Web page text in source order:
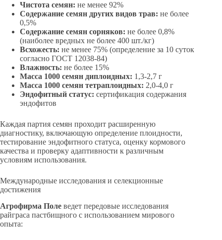
Чистота семян: не менее 92%
Содержание семян других видов трав: не более
0,5%
Содержание семян сорняков: не более 0,8%
(наиболее вредных не более 400 шт./кг)
Всхожесть: не менее 75% (определение за 10 суток
согласно ГОСТ 12038-84)
Влажность: не более 15%
Масса 1000 семян диплоидных: 1,3-2,7 г
Масса 1000 семян тетраплоидных: 2,0-4,0 г
Эндофитный статус: сертификация содержания
эндофитов
Каждая партия семян проходит расширенную
диагностику, включающую определение плоидности,
тестирование эндофитного статуса, оценку кормового
качества и проверку адаптивности к различным
условиям использования.
Международные исследования и селекционные
достижения
Агрофирма Поле ведет передовые исследования
райграса пастбищного с использованием мирового
опыта: